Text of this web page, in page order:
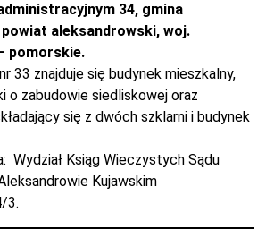
34, gmina
powiat aleksandrowski, woj.
pomorskie.
33 znajduje się budynek mieszkalny,
o zabudowie siedliskowej oraz
się z dwóch szklarni i budynek
Wydział Ksiąg Wieczystych Sądu
Kujawskim
3.